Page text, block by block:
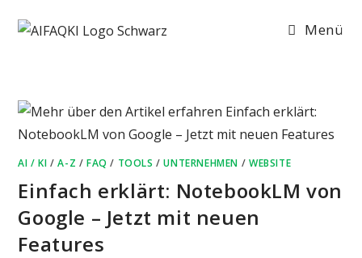
Inhalt
Menü
AI / KI /A-Z /FAQ / TOOLS /UNTERNEHMEN / WEBSITE
Einfach erklärt: NotebookLM von
Google – Jetzt mit neuen
Features